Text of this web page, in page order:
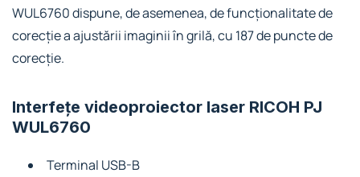
WUL6760 dispune, de asemenea, de funcționalitate de
corecție a ajustării imaginii în grilă, cu 187 de puncte de
corecție.
Interfețe videoproiector laser RICOH PJ
WUL6760
Terminal USB-B